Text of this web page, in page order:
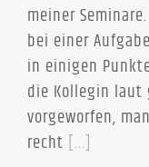
meiner
bei einer
in einigen
die Kollegin laut
vorgeworfen,
recht [...]